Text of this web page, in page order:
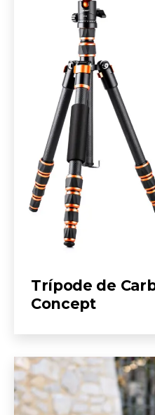
Trípode de
Concept